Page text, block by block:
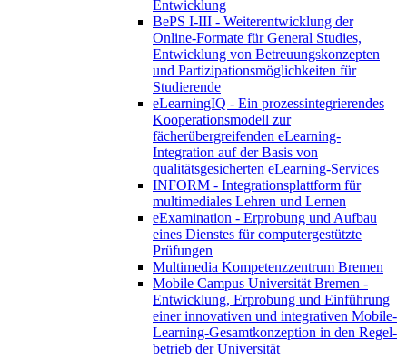
Entwicklung
BePS I-III - Weiterentwicklung der
Online-Formate für General Studies,
Entwicklung von Betreuungskonzepten
und Partizipationsmöglichkeiten für
Studierende
eLearningIQ - Ein prozessintegrierendes
Kooperationsmodell zur
fächerübergreifenden eLearning-
Integration auf der Basis von
qualitätsgesicherten eLearning-Services
INFORM - Integrationsplattform für
multimediales Lehren und Lernen
eExamination - Erprobung und Aufbau
eines Dienstes für computergestützte
Prüfungen
Multimedia Kompetenzzentrum Bremen
Mobile Campus Universität Bremen -
Entwicklung, Erprobung und Einführung
einer innovativen und integrativen Mobile-
Learning-Gesamtkonzeption in den Regel-
betrieb der Universität